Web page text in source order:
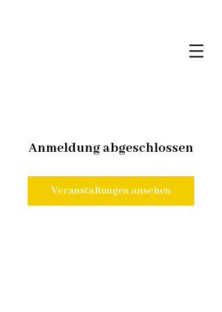
Anmeldung abgeschlossen
Veranstaltungen ansehen